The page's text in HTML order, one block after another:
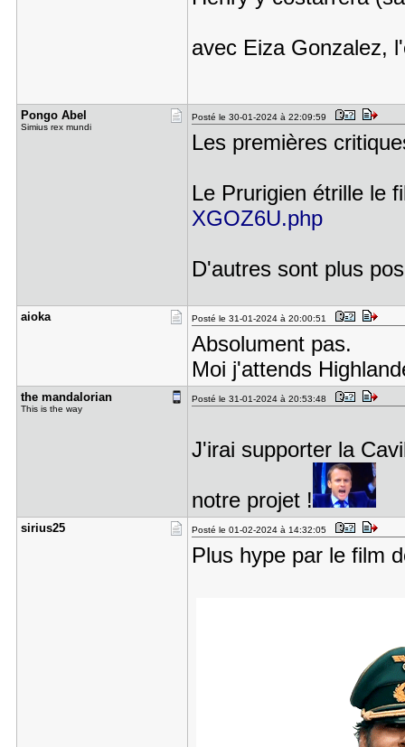
avec Eiza Gonzalez,
Pongo Abel
Simius rex mundi
Posté le 30-01-2024 à 22:09:59
Les premières
Le Prurigien étrille le
XGOZ6U.php
D'autres sont plus
aioka Posté le 31-01-2024 à 20:00:51
Absolument pas.
Moi j'attends
the mandal​orian
This is the way
Posté le 31-01-2024 à 20:53:48
J'irai supporter la
notre projet !
sirius25 Posté le 01-02-2024 à 14:32:05
Plus hype par le film